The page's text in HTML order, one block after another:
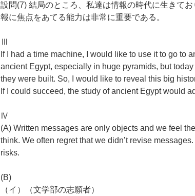
設問(7) 結局のところ、私達は情報の時代に生きて
報に焦点をあてる能力は非常に重要である。
Ⅲ
If I had a time machine, I would like to use it to go to
ancient Egypt, especially in huge pyramids, but
they were built. So, I would like to reveal this big
If I could succeed, the study of ancient Egypt would
Ⅳ
(A) Written messages are only objects and we feel
think. We often regret that we didn’t revise
risks.
(B)
（イ）（文学部の志願者）